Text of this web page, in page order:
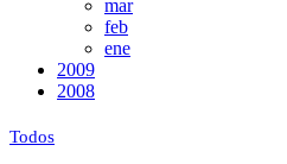
mar
feb
ene
2009
2008
Todos